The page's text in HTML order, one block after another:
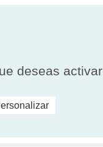
todos los filtros
deseas activar